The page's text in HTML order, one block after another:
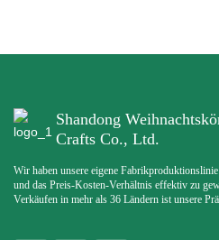
Shandong
Crafts Co., Ltd.
Wir haben unsere eigene
und das Preis-Kosten-Verhältnis effektiv zu
Verkäufen in mehr als 36 Ländern ist unsere